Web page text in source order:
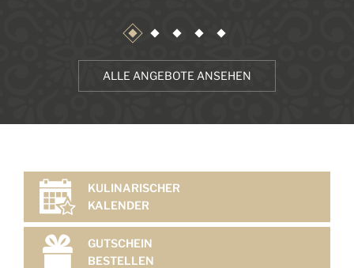
ALLE ANGEBOTE ANSEHEN
KULINARISCHER
KALENDER
GUTSCHEIN
BESTELLEN